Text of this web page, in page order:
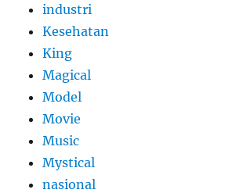
industri
Kesehatan
King
Magical
Model
Movie
Music
Mystical
nasional